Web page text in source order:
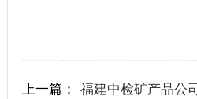
上一篇：